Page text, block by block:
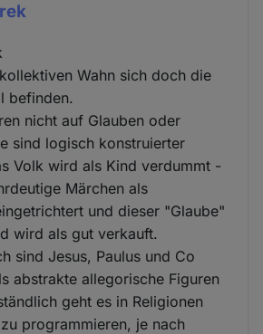
Wahn sich doch die
befinden.
nicht auf Glauben oder
sind logisch konstruierter
Volk wird als Kind verdummt -
Märchen als
und dieser "Glaube"
wird als gut verkauft.
sind Jesus, Paulus und Co
abstrakte allegorische Figuren
geht es in Religionen
programmieren, je nach